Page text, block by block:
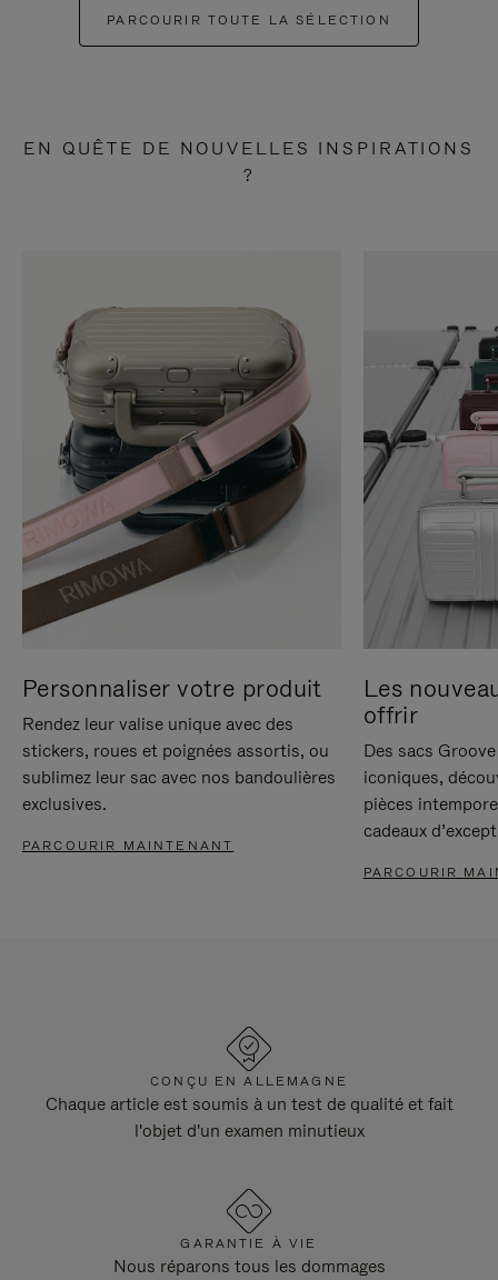
PARCOURIR TOUTE LA SÉLECTION
EN QUÊTE DE NOUVELLES INSPIRATIONS
?
Personnaliser votre produit
Rendez leur valise unique avec des
stickers, roues et poignées assortis, ou
sublimez leur sac avec nos bandoulières
exclusives.
PARCOURIR MAINTENANT
Les
offrir
Des sacs
iconiques,
pièces
cadeaux
PARCOURIR
CONÇU EN ALLEMAGNE
Chaque article est soumis à un test de qualité et fait
l'objet d'un examen minutieux
GARANTIE À VIE
Nous réparons tous les dommages